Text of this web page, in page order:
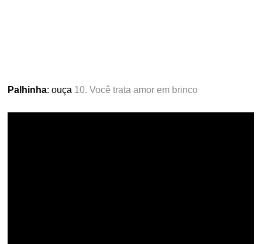
Palhinha: ouça 10. Você trata amor em brinco